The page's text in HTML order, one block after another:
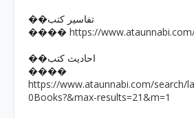
��تفاسیر کتب
���� https://
��احادیث کتب
����
https://www.ataunnabi.com/search/
0Books?&max-results=21&m=1